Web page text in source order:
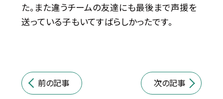
た。また違うチームの友達にも最後まで声援を
送っている子もいてすばらしかったです。
前の記事 次の記事